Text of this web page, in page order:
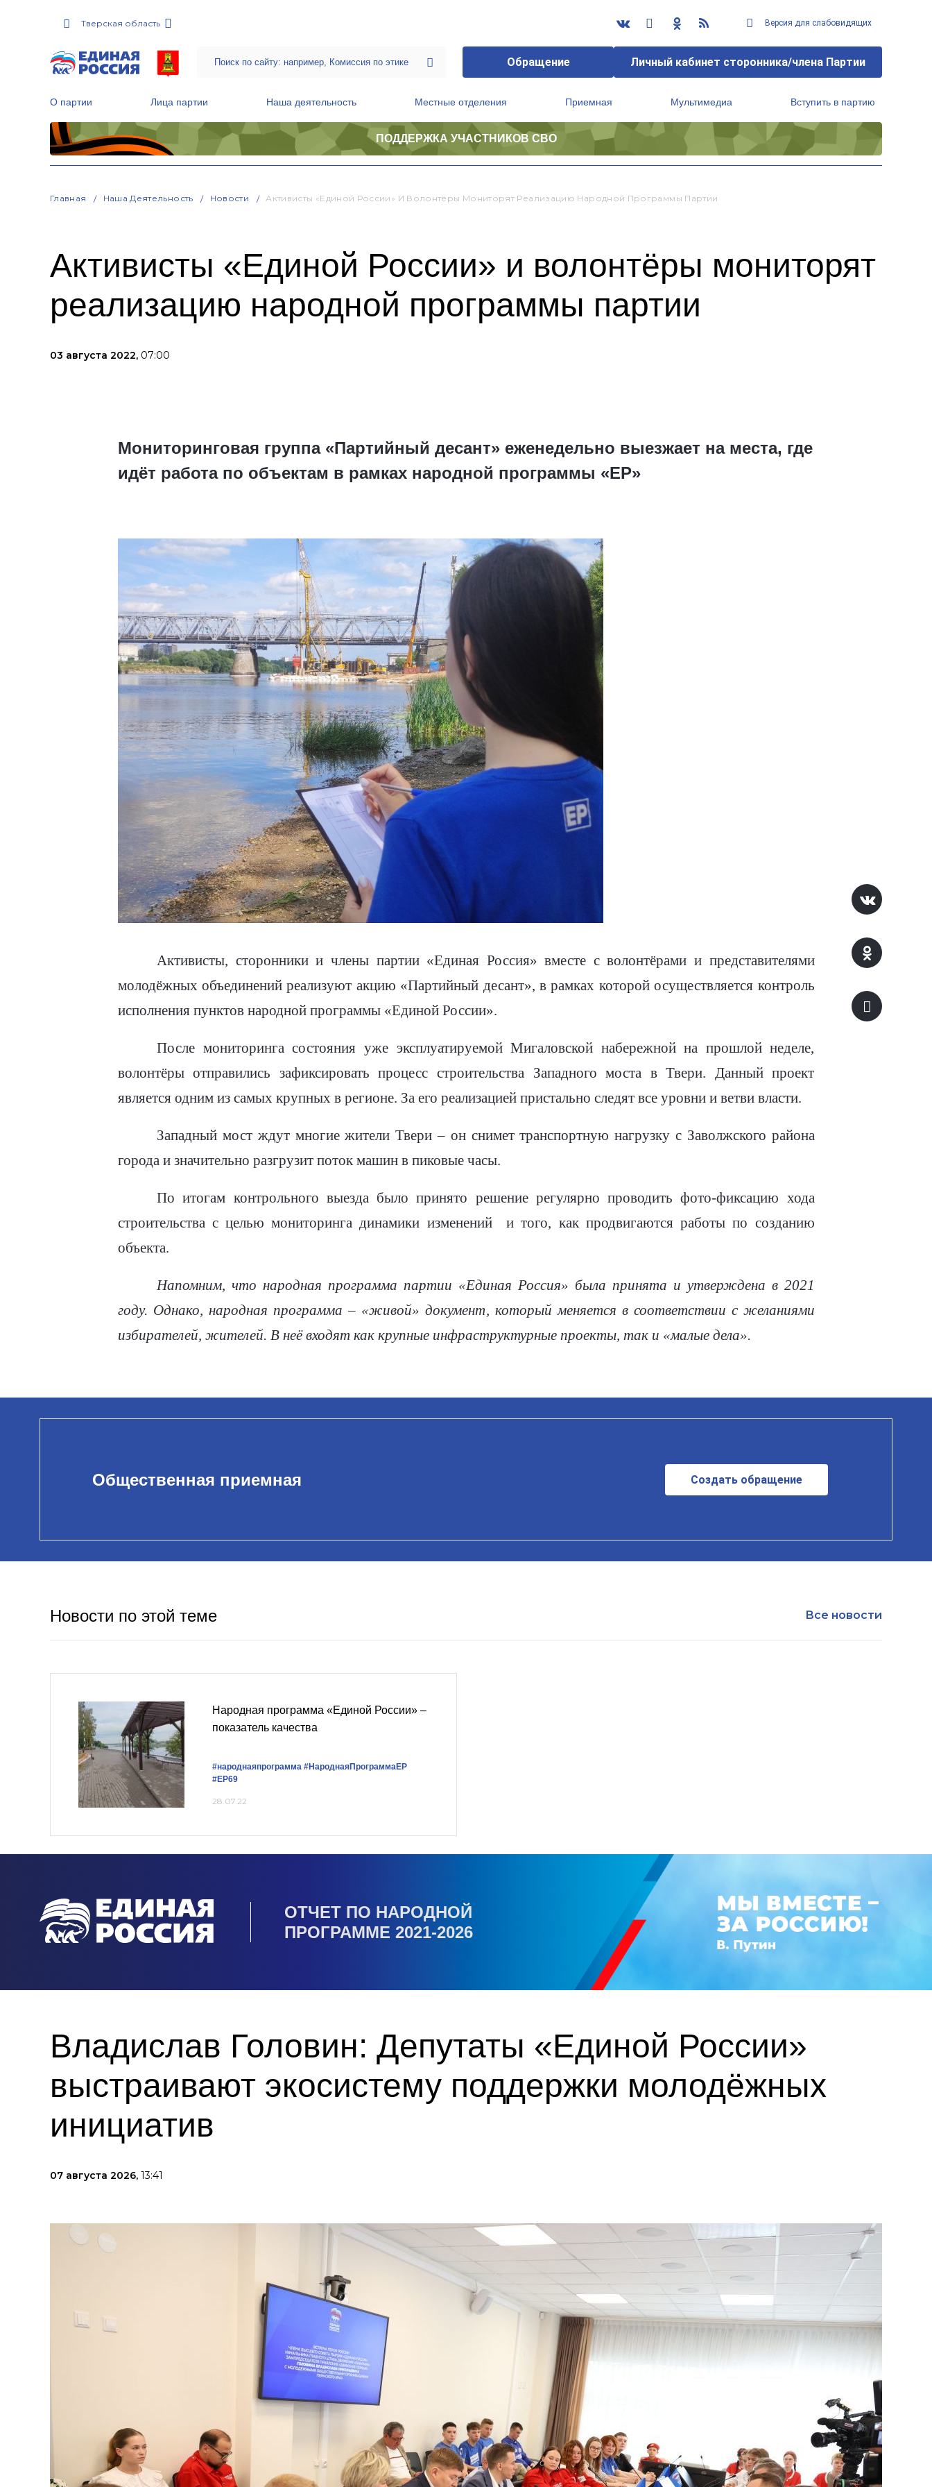
Тверская область Версия для слабовидящих
Обращение Личный кабинет сторонника/члена Партии
О партии Лица партии Наша деятельность Местные отделения Приемная Мультимедиа Вступить в партию
ПОДДЕРЖКА УЧАСТНИКОВ СВО
Главная Наша Деятельность Новости Активисты «Единой России» И Волонтёры Мониторят Реализацию Народной Программы Партии
Активисты «Единой России» и волонтёры мониторят
реализацию народной программы партии
03 августа 2022, 07:00
Мониторинговая группа «Партийный десант» еженедельно выезжает на места, где
идёт работа по объектам в рамках народной программы «ЕР»
Активисты, сторонники и члены партии «Единая Россия» вместе с волонтёрами и представителями
молодёжных объединений реализуют акцию «Партийный десант», в рамках которой осуществляется контроль
исполнения пунктов народной программы «Единой России».
После мониторинга состояния уже эксплуатируемой Мигаловской набережной на прошлой неделе,
волонтёры отправились зафиксировать процесс строительства Западного моста в Твери. Данный проект
является одним из самых крупных в регионе. За его реализацией пристально следят все уровни и ветви власти.
Западный мост ждут многие жители Твери – он снимет транспортную нагрузку с Заволжского района
города и значительно разгрузит поток машин в пиковые часы.
По итогам контрольного выезда было принято решение регулярно проводить фото-фиксацию хода
строительства с целью мониторинга динамики изменений
и того, как продвигаются работы по созданию
объекта.
Напомним, что народная программа партии «Единая Россия» была принята и утверждена в 2021
году. Однако, народная программа – «живой» документ, который меняется в соответствии с желаниями
избирателей, жителей. В неё входят как крупные инфраструктурные проекты, так и «малые дела».
Общественная приемная Создать обращение
Новости по этой теме Все новости
Народная программа «Единой России» –
показатель качества
#народнаяпрограмма #НароднаяПрограммаЕР
#ЕР69
28.07.22
ОТЧЕТ ПО НАРОДНОЙ
ПРОГРАММЕ 2021-2026
Владислав Головин: Депутаты «Единой России»
выстраивают экосистему поддержки молодёжных
инициатив
07 августа 2026, 13:41